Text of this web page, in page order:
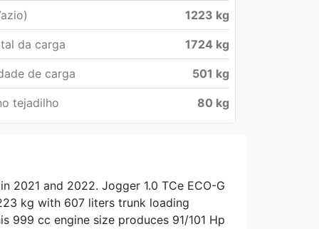
1223 kg
da carga 1724 kg
de carga 501 kg
tejadilho 80 kg
2021 and 2022. Jogger 1.0 TCe ECO-G
kg with 607 liters trunk loading
999 cc engine size produces 91/101 Hp